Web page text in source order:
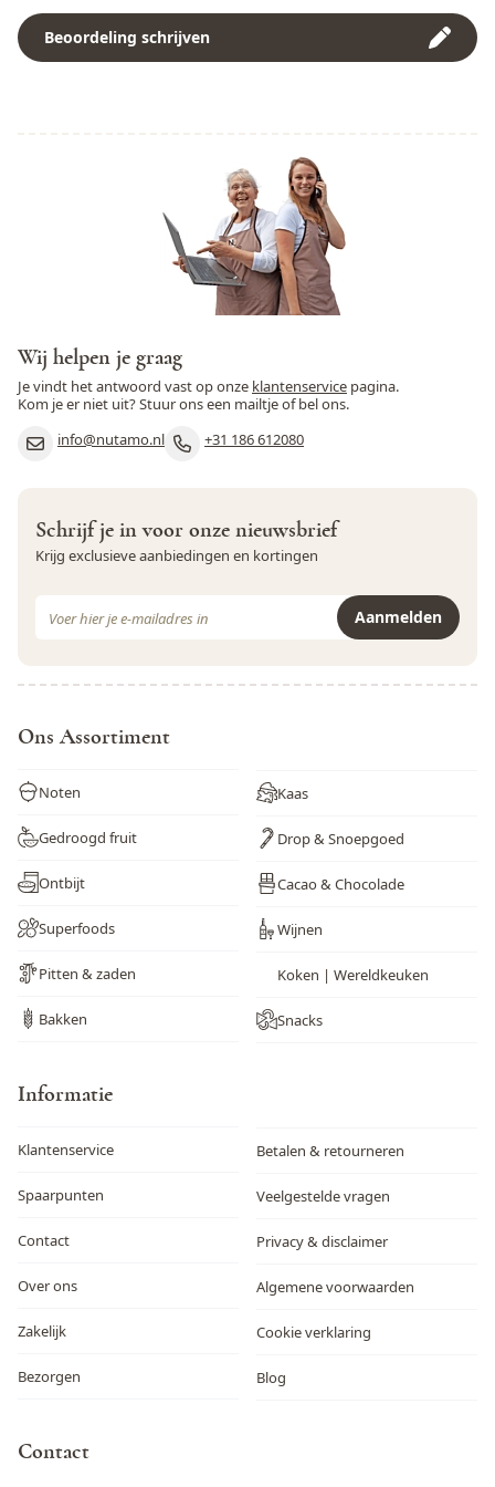
Pinda
Nee
Ja
Ja
Varkensvlees
Vis Nee
Weekdieren Nee
Zwaveldioxide en sulfieten Nee
Beoordeling schrijven
Wij helpen je graag
Je vindt het antwoord vast op onze klantenservice pagina.
Kom je er niet uit? Stuur ons een mailtje of bel ons.
info@nutamo.nl
+31 186 612080
Schrijf je in voor onze nieuwsbrief
Krijg exclusieve aanbiedingen en kortingen
Aanmelden
Ons Assortiment
Noten
Gedroogd fruit
Ontbijt
Superfoods
Pitten & zaden
Bakken
Kaas
Drop & Snoepgoed
Cacao & Chocolade
Wijnen
Koken | Wereldkeuken
Snacks
Informatie
Klantenservice
Spaarpunten
Contact
Over ons
Zakelijk
Bezorgen
Betalen & retourneren
Veelgestelde vragen
Privacy & disclaimer
Algemene voorwaarden
Cookie verklaring
Blog
Contact